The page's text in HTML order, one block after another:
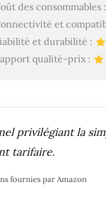
des consommables :
et
et durabilité :
qualité-prix :
privilégiant la
tarifaire.
fournies par Amazon